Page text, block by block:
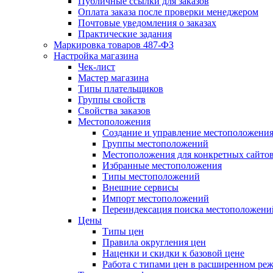
Оплата заказа после проверки менеджером
Почтовые уведомления о заказах
Практические задания
Маркировка товаров 487-ФЗ
Настройка магазина
Чек-лист
Мастер магазина
Типы плательщиков
Группы свойств
Свойства заказов
Местоположения
Создание и управление
Группы местоположений
Местоположения для конкретных сайтов
Избранные местоположения
Типы местоположений
Внешние сервисы
Импорт местоположений
Переиндексация поиска
Цены
Типы цен
Правила округления цен
Наценки и скидки к базовой цене
Работа с типами цен в расширенном